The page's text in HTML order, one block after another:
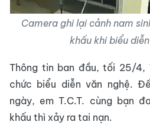
Camera ghi lại cảnh nam
khấu khi biểu
Thông tin ban đầu, tối 25/4,
chức biểu diễn văn nghệ.
ngày, em T.C.T. cùng bạn
khấu thì xảy ra tai nạn.